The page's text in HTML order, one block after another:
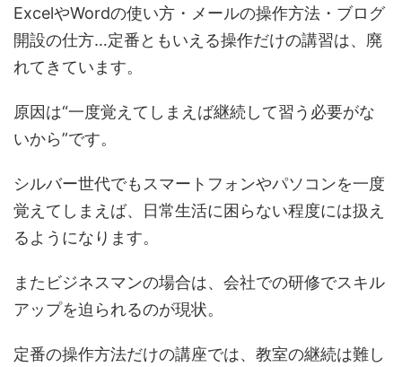
ExcelやWordの使い方・メールの操作方法・ブログ
開設の仕方…定番ともいえる操作だけの講習は、廃
れてきています。
原因は“一度覚えてしまえば継続して習う必要がな
いから”です。
シルバー世代でもスマートフォンやパソコンを一度
覚えてしまえば、日常生活に困らない程度には扱え
るようになります。
またビジネスマンの場合は、会社での研修でスキル
アップを迫られるのが現状。
定番の操作方法だけの講座では、教室の継続は難し